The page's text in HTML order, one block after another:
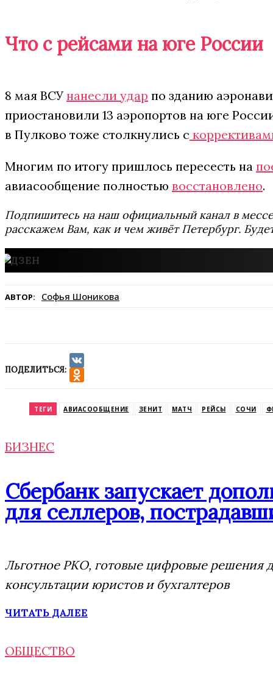
Что с рейсами на юге России
8 мая ВСУнанесли удар по зданию
приостановили 13 аэропортов на юге
в Пулково тоже столкнулись с
Многим по итогу пришлось пересесть на
авиасообщение полностью восстановлено.
Подпишитесь на наш официальный канал в
расскажем Вам, как и чем живёт Петербург.
АВТОР: Софья Шоникова
ПОДЕЛИТЬСЯ:
VK
ТЕГИ АВИАСООБЩЕНИЕ ЗЕНИТ МАТЧ РЕЙСЫ СОЧИ
БИЗНЕС
Сбербанк запускает
для селлеров,
Льготное РКО, готовые цифровые решения
консультации юристов и бухгалтеров
ЧИТАТЬ ДАЛЕЕ
ОБЩЕСТВО